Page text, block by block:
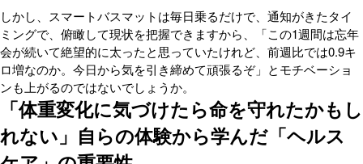
しかし、スマートバスマットは毎日乗るだけで、通知がきたタイ
ミングで、俯瞰して現状を把握できますから、「この1週間は忘年
会が続いて絶望的に太ったと思っていたけれど、前週比では0.9キ
ロ増なのか。今日から気を引き締めて頑張るぞ」とモチベーショ
ンも上がるのではないでしょうか。
「体重変化に気づけたら命を守れたかもし
れない」自らの体験から学んだ「ヘルス